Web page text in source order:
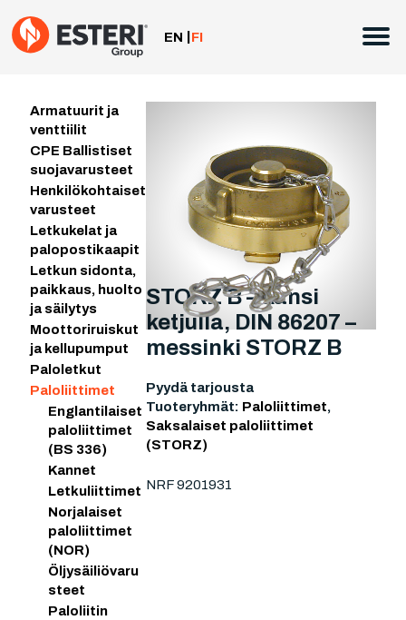
sisältöön
EN FI
Armatuurit ja
venttiilit
CPE Ballistiset
suojavarusteet
Henkilökohtaiset
varusteet
Letkukelat ja
palopostikaapit
Letkun sidonta,
paikkaus, huolto
ja säilytys
Moottoriruiskut
ja kellupumput
Paloletkut
Paloliittimet
Englantilaiset
paloliittimet
(BS 336)
Kannet
Letkuliittimet
Norjalaiset
paloliittimet
(NOR)
Öljysäiliövaru
steet
Paloliitin
STORZ B – kansi
ketjulla, DIN 86207 –
messinki STORZ B
Pyydä tarjousta
Tuoteryhmät: Paloliittimet,
Saksalaiset paloliittimet
(STORZ)
NRF 9201931